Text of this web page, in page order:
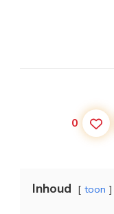
0
Inhoud toon